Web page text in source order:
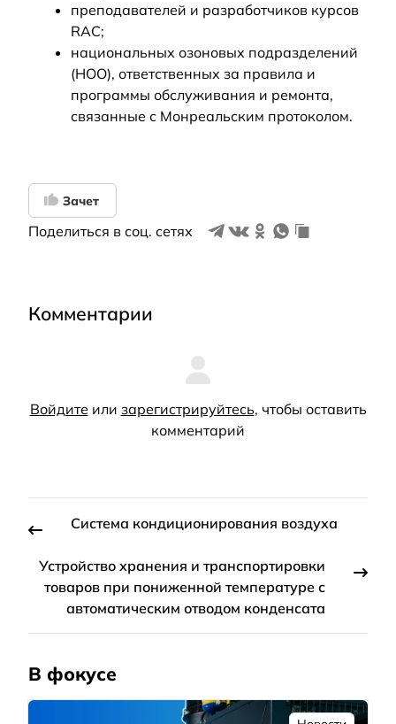
преподавателей и разработчиков курсов
RAC;
национальных озоновых подразделений
(НОО), ответственных за правила и
программы обслуживания и ремонта,
связанные с Монреальским протоколом.
Зачет
Поделиться в соц. сетях
Комментарии
Войдите или зарегистрируйтесь, чтобы оставить
комментарий
Система кондиционирования воздуха
Устройство хранения и транспортировки
товаров при пониженной температуре с
автоматическим отводом конденсата
В фокусе